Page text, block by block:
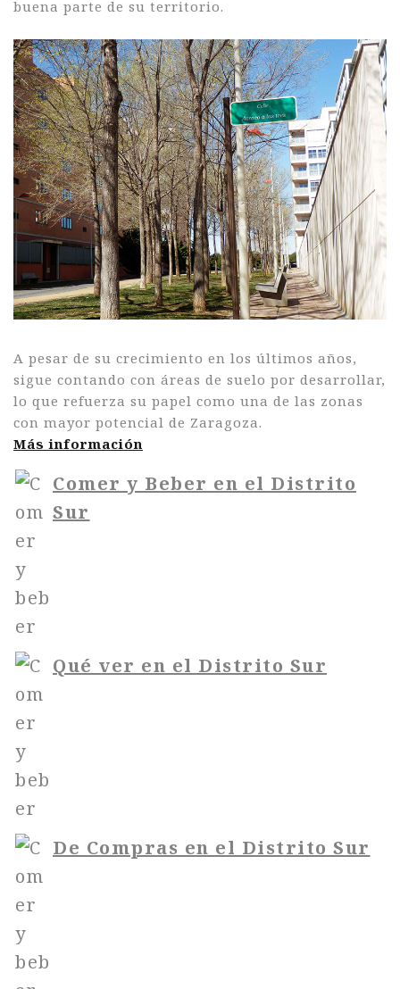
buena parte de su territorio.
A pesar de su crecimiento en los últimos años,
sigue contando con áreas de suelo por desarrollar,
lo que refuerza su papel como una de las zonas
con mayor potencial de Zaragoza.
Más información
Comer y Beber en el Distrito
Sur
Qué ver en el Distrito Sur
De Compras en el Distrito Sur